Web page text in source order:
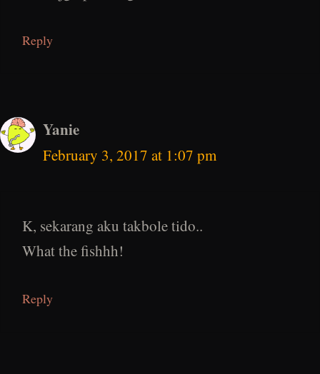
Reply
Yanie
February 3, 2017 at 1:07 pm
K, sekarang aku takbole tido..
What the fishhh!
Reply